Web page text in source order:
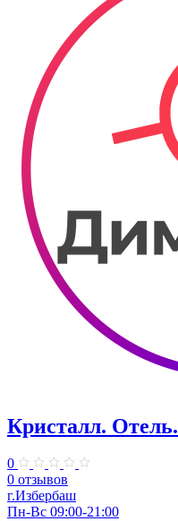
Кристалл. Отель.
0
0 отзывов
г.Избербаш
Пн-Вс 09:00-21:00